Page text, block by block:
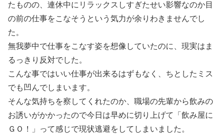
たものの、連休中にリラックスしすぎたせい影響なのか目
の前の仕事をこなそうという気力が余りわきませんでし
た。
無我夢中で仕事をこなす姿を想像していたのに、現実はま
るっきり反対でした。
こんな事ではいい仕事が出来るはずもなく、ちとしたミス
でも凹んでしまいます。
そんな気持ちを察してくれたのか、職場の先輩から飲みの
お誘いがかかったので今日は早めに切り上げて「飲み屋に
ＧＯ！」って感じで現状逃避をしてしまいました。